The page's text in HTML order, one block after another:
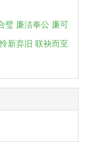
璧 廉洁奉公 廉可
怜新弃旧 联袂而至